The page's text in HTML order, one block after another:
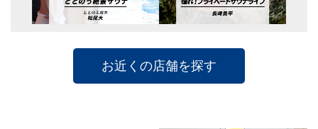
お近くの店舗を探す